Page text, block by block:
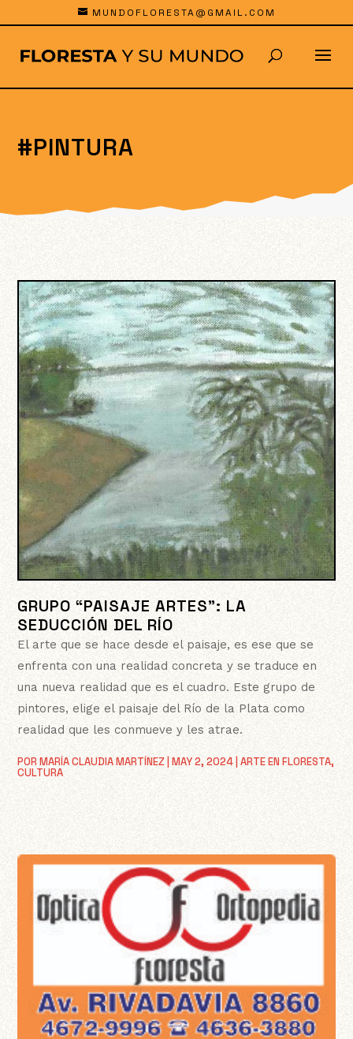
MUNDOFLORESTA@GMAIL.COM
#PINTURA
GRUPO “PAISAJE ARTES”: LA
SEDUCCIÓN DEL RÍO
PORMARÍA CLAUDIA MARTÍNEZ |MAY 2, 2024 |ARTE EN FLORESTA,
CULTURA
El arte que se hace desde el paisaje, es ese que se
enfrenta con una realidad concreta y se traduce en
una nueva realidad que es el cuadro. Este grupo de
pintores, elige el paisaje del Río de la Plata como
realidad que les conmueve y les atrae.